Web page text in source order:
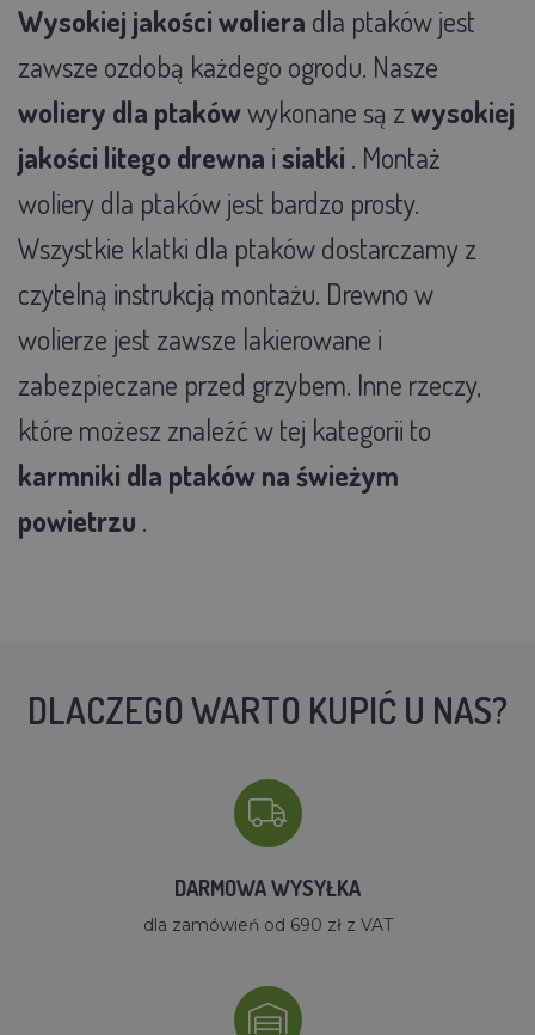
Wysokiej jakości woliera dla ptaków jest
zawsze ozdobą każdego ogrodu. Nasze
woliery dla ptakówwykonane są zwysokiej
jakości litego drewna isiatki . Montaż
woliery dla ptaków jest bardzo prosty.
Wszystkie klatki dla ptaków dostarczamy z
czytelną instrukcją montażu. Drewno w
wolierze jest zawsze lakierowane i
zabezpieczane przed grzybem. Inne rzeczy,
które możesz znaleźć w tej kategorii to
karmniki dla ptaków na świeżym
powietrzu .
DLACZEGO WARTO KUPIĆ U NAS?
DARMOWA WYSYŁKA
dla zamówień od 690 zł z VAT